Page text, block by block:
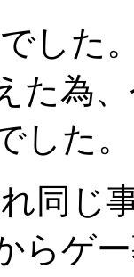
した
た為
した。
同じ
らゲ